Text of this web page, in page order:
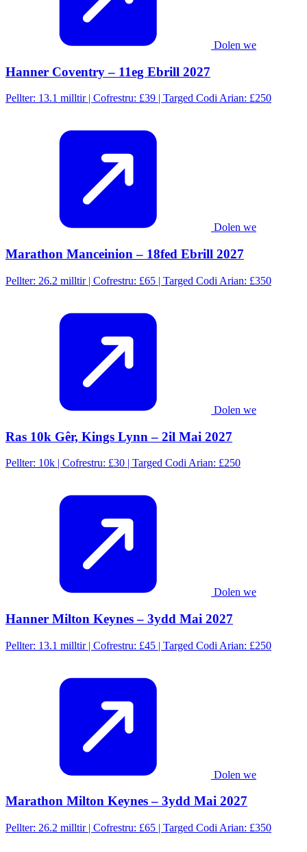
Dolen we
Hanner Coventry – 11eg Ebrill 2027
Pellter: 13.1 milltir | Cofrestru: £39 | Targed Codi Arian: £250
Dolen we
Marathon Manceinion – 18fed Ebrill 2027
Pellter: 26.2 milltir | Cofrestru: £65 | Targed Codi Arian: £350
Dolen we
Ras 10k Gêr, Kings Lynn – 2il Mai 2027
Pellter: 10k | Cofrestru: £30 | Targed Codi Arian: £250
Dolen we
Hanner Milton Keynes – 3ydd Mai 2027
Pellter: 13.1 milltir | Cofrestru: £45 | Targed Codi Arian: £250
Dolen we
Marathon Milton Keynes – 3ydd Mai 2027
Pellter: 26.2 milltir | Cofrestru: £65 | Targed Codi Arian: £350